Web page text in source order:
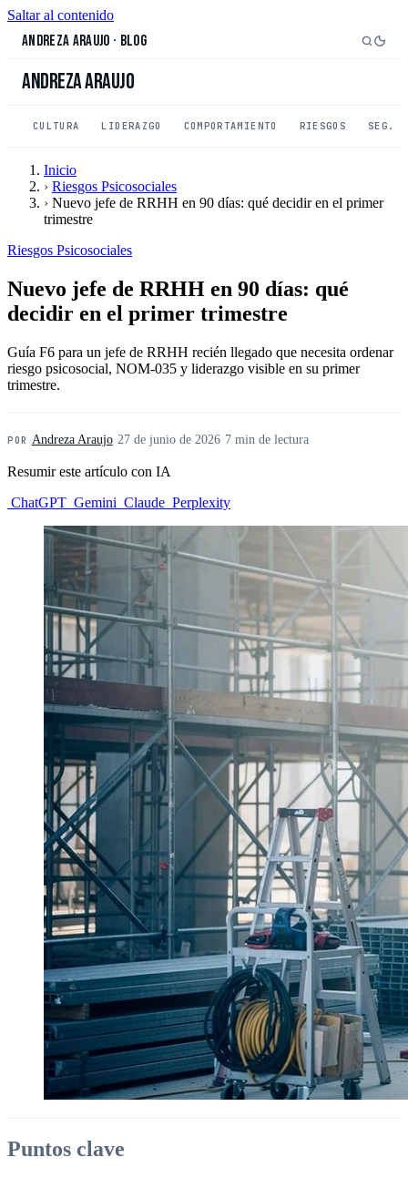
Saltar al contenido
Andreza Araujo · Blog
Andreza Araujo
CULTURA LIDERAZGO COMPORTAMIENTO RIESGOS SEG.
Inicio
› Riesgos Psicosociales
› Nuevo jefe de RRHH en 90 días: qué decidir en el primer
trimestre
Riesgos Psicosociales
Nuevo jefe de RRHH en 90 días: qué
decidir en el primer trimestre
Guía F6 para un jefe de RRHH recién llegado que necesita ordenar
riesgo psicosocial, NOM-035 y liderazgo visible en su primer
trimestre.
POR Andreza Araujo· 27 de junio de 2026· 7 min de lectura
Resumir este artículo con IA
ChatGPT Gemini Claude Perplexity
Puntos clave